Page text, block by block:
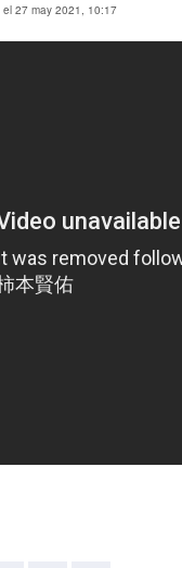
el 27 may 2021, 10:17